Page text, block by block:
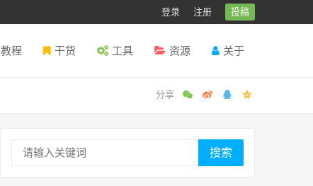
登录 注册 投稿
教程 干货 工具 资源 关于
搜索